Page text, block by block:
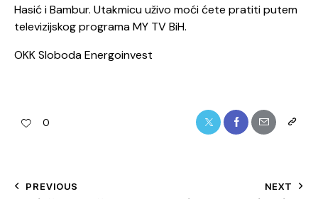
Hasić i Bambur. Utakmicu uživo moći ćete pratiti putem
televizijskog programa MY TV BiH.
OKK Sloboda Energoinvest
0
PREVIOUS NEXT